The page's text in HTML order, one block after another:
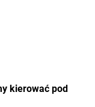
kierować pod